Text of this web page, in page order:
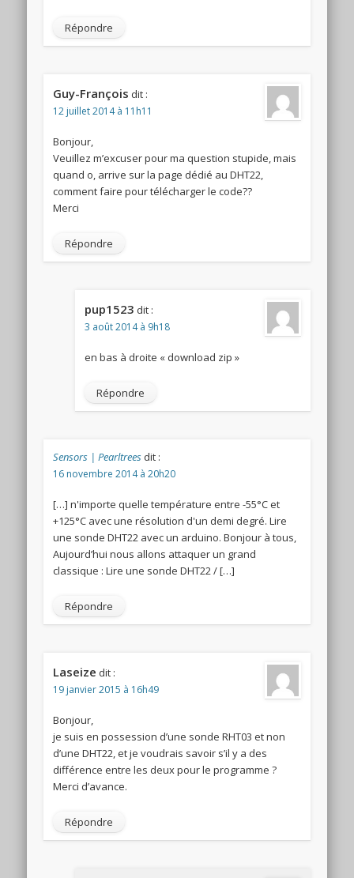
Répondre
Guy-François dit :
12 juillet 2014 à 11h11
Bonjour,
Veuillez m’excuser pour ma question stupide, mais
quand o, arrive sur la page dédié au DHT22,
comment faire pour télécharger le code??
Merci
Répondre
pup1523 dit :
3 août 2014 à 9h18
en bas à droite « download zip »
Répondre
Sensors | Pearltrees dit :
16 novembre 2014 à 20h20
[…] n'importe quelle température entre -55°C et
+125°C avec une résolution d'un demi degré. Lire
une sonde DHT22 avec un arduino. Bonjour à tous,
Aujourd’hui nous allons attaquer un grand
classique : Lire une sonde DHT22 / […]
Répondre
Laseize dit :
19 janvier 2015 à 16h49
Bonjour,
je suis en possession d’une sonde RHT03 et non
d’une DHT22, et je voudrais savoir s’il y a des
différence entre les deux pour le programme ?
Merci d’avance.
Répondre